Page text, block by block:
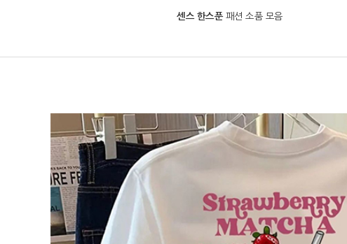
센스 한스푼패션 소품 모음